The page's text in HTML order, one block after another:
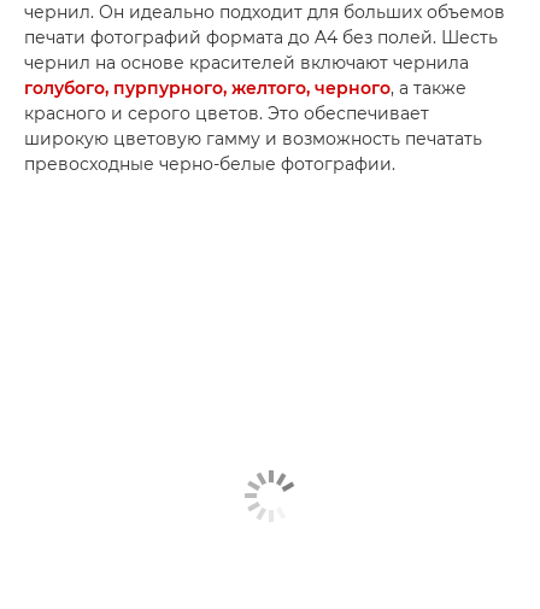
чернил. Он идеально подходит для больших объемов
печати фотографий формата до A4 без полей. Шесть
чернил на основе красителей включают чернила
голубого, пурпурного, желтого, черного, а также
красного и серого цветов. Это обеспечивает
широкую цветовую гамму и возможность печатать
превосходные черно-белые фотографии.